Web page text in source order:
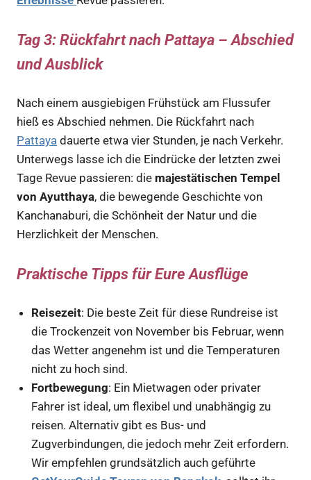
Tag 3: Rückfahrt nach Pattaya – Abschied
und Ausblick
Nach einem ausgiebigen Frühstück am Flussufer
hieß es Abschied nehmen. Die Rückfahrt nach
Pattaya dauerte etwa vier Stunden, je nach Verkehr.
Unterwegs lasse ich die Eindrücke der letzten zwei
Tage Revue passieren: die majestätischen Tempel
von Ayutthaya, die bewegende Geschichte von
Kanchanaburi, die Schönheit der Natur und die
Herzlichkeit der Menschen.
Praktische Tipps für Eure Ausflüge
Reisezeit: Die beste Zeit für diese Rundreise ist
die Trockenzeit von November bis Februar, wenn
das Wetter angenehm ist und die Temperaturen
nicht zu hoch sind.
Fortbewegung: Ein Mietwagen oder privater
Fahrer ist ideal, um flexibel und unabhängig zu
reisen. Alternativ gibt es Bus- und
Zugverbindungen, die jedoch mehr Zeit erfordern.
Wir empfehlen grundsätzlich auch geführte